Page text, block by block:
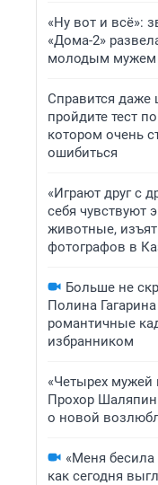
«Ну вот и всё»:
«Дома-2»
молодым мужем
Справится даже
пройдите тест
котором очень
ошибиться
«Играют друг с
себя чувствуют
животные,
фотографов в
Больше не
Полина
романтичные
избранником
«Четырех мужей
Прохор Шаляпин
о новой
«Меня
как сегодня